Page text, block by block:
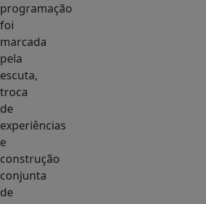
programação
foi
marcada
pela
escuta,
troca
de
experiências
e
construção
conjunta
de